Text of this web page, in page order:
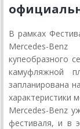
В рамках
Mercedes-
купеобразного
камуфляжной
запланирована
характеристики
Mercedes-Benz
фестиваля, и в